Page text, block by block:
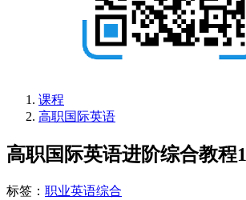
课程
高职国际英语
高职国际英语进阶综合教程1
标签： 职业英语综合